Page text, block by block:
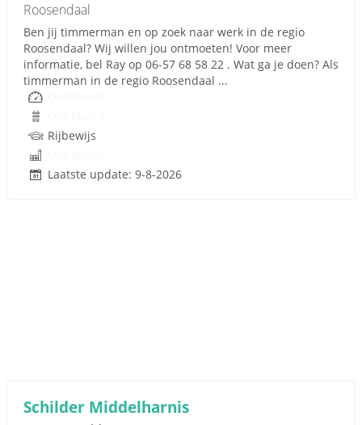
Roosendaal
Ben jij timmerman en op zoek naar werk in de regio
Roosendaal? Wij willen jou ontmoeten! Voor meer
informatie, bel Ray op 06-57 68 58 22 . Wat ga je doen? Als
timmerman in de regio Roosendaal ...
Rijbewijs
Laatste update: 9-8-2026
Schilder Middelharnis